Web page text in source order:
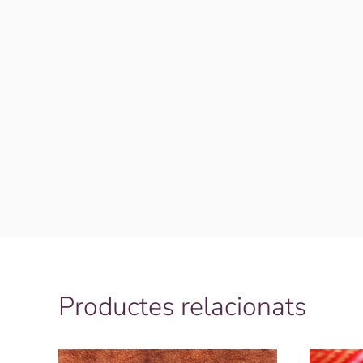
Productes relacionats